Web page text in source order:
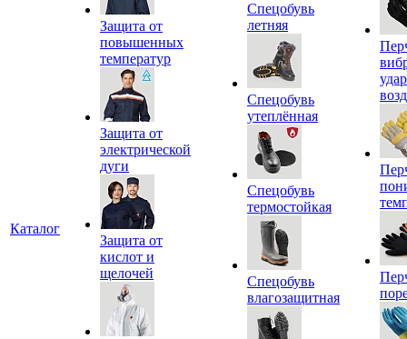
Каталог
Защита от
повышенных
температур
Защита от
электрической
дуги
Защита от
кислот и
щелочей
Спецобувь
летняя
Спецобувь
утеплённая
Спецобувь
термостойкая
Спецобувь
влагозащитная